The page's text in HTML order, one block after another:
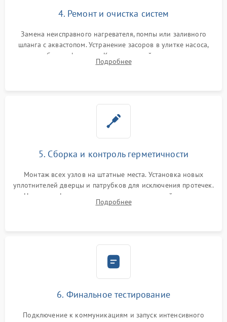
4. Ремонт и очистка систем
Замена неисправного нагревателя, помпы или заливного
шланга с аквастопом. Устранение засоров в улитке насоса,
патрубках и фильтрах. Компонентный ремонт платы
управления, восстановление поврежденной проводки.
Подробнее
5. Сборка и контроль герметичности
Монтаж всех узлов на штатные места. Установка новых
уплотнителей дверцы и патрубков для исключения протечек.
Надежная фиксация хомутов гидравлической системы,
сборка корпуса и установка датчика поплавка.
Подробнее
6. Финальное тестирование
Подключение к коммуникациям и запуск интенсивного